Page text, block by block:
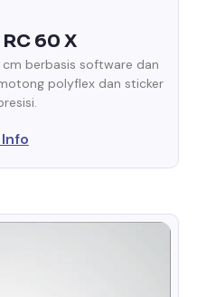
60 X
berbasis software dan
polyflex dan sticker